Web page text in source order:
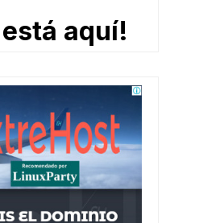
está aquí!